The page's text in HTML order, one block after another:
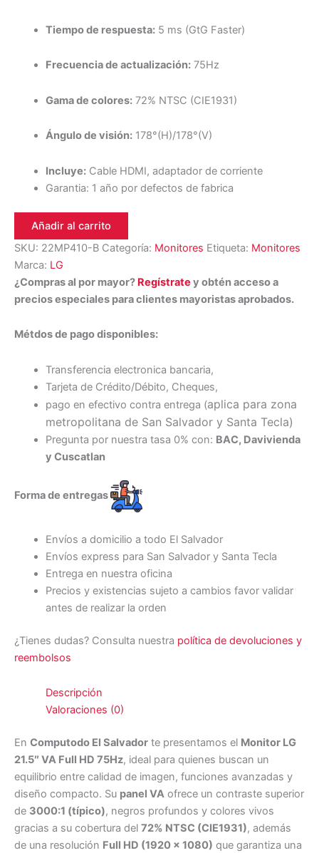
Tiempo de respuesta:5 ms (GtG Faster)
Frecuencia de actualización:75Hz
Gama de colores:72% NTSC (CIE1931)
Ángulo de visión:178°(H)/178°(V)
Incluye:Cable HDMI, adaptador de corriente
Garantia: 1 año por defectos de fabrica
Añadir al carrito
SKU: 22MP410-B Categoría: Monitores Etiqueta: Monitores
Marca: LG
¿Compras al por mayor? Regístrate y obtén acceso a
precios especiales para clientes mayoristas aprobados.
Métdos de pago disponibles:
Transferencia electronica bancaria,
Tarjeta de Crédito/Débito, Cheques,
pago en efectivo contra entrega (aplica para zona
metropolitana de San Salvador y Santa Tecla)
Pregunta por nuestra tasa 0% con: BAC, Davivienda
y Cuscatlan
Forma de entregas
Envíos a domicilio a todo El Salvador
Envíos express para San Salvador y Santa Tecla
Entrega en nuestra oficina
Precios y existencias sujeto a cambios favor validar
antes de realizar la orden
¿Tienes dudas? Consulta nuestra política de devoluciones y
reembolsos
Descripción
Valoraciones (0)
En Computodo El Salvador te presentamos el Monitor LG
21.5″ VA Full HD 75Hz, ideal para quienes buscan un
equilibrio entre calidad de imagen, funciones avanzadas y
diseño compacto. Su panel VA ofrece un contraste superior
de 3000:1 (típico), negros profundos y colores vivos
gracias a su cobertura del 72% NTSC (CIE1931), además
de una resolución Full HD (1920 x 1080) que garantiza una